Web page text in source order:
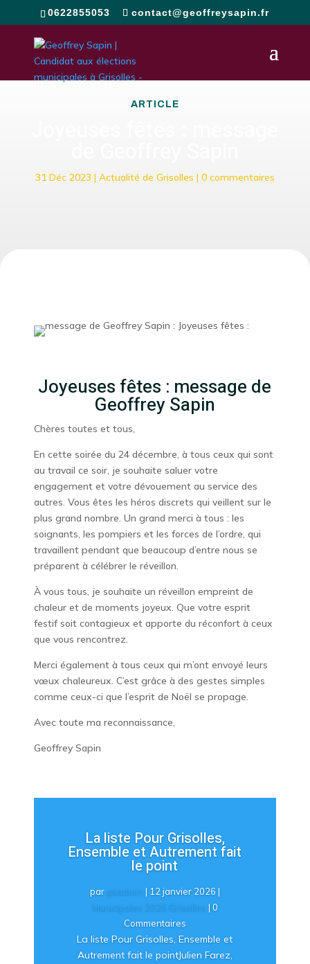
0622855053 contact@geoffreysapin.fr
ARTICLE
31 Déc 2023 | Actualité de Grisolles | 0 commentaires
Joyeuses fêtes : message de
Geoffrey Sapin
Chères toutes et tous,
En cette soirée du 24 décembre, à tous ceux qui sont
au travail ce soir, je souhaite saluer votre
engagement et votre dévouement au service des
autres. Vous êtes les héros discrets qui veillent sur le
plus grand nombre. Un grand merci à tous : les
soignants, les pompiers et les forces de l’ordre, qui
travaillent pendant que beaucoup d’entre nous se
préparent à célébrer le réveillon.
À vous tous, je souhaite un réveillon empreint de
chaleur et de moments joyeux. Que votre esprit
festif soit contagieux et apporte du réconfort à ceux
que vous rencontrez.
Merci également à tous ceux qui m’ont envoyé leurs
vœux chaleureux. C’est grâce à des gestes simples
comme ceux-ci que l’esprit de Noël se propage.
Avec toute ma reconnaissance,
Geoffrey Sapin
La liste Pour Grisolles,
Ensemble et Autrement fait
le point
par gsadmin | 12 janvier 2026 |
Municipales 2026 Grisolles | 0
Commentaires
La liste Pour Grisolles, Ensemble et
Autrement fait le pointJulien Farez,